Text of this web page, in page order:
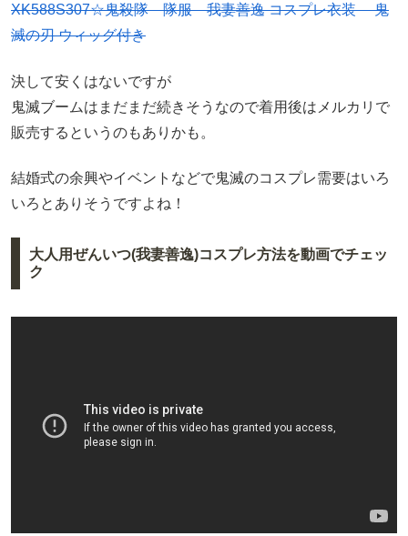
XK588S307☆鬼殺隊 隊服 我妻善逸 コスプレ衣装 鬼
滅の刃 ウィッグ付き
決して安くはないですが
鬼滅ブームはまだまだ続きそうなので着用後はメルカリで
販売するというのもありかも。
結婚式の余興やイベントなどで鬼滅のコスプレ需要はいろ
いろとありそうですよね！
大人用ぜんいつ(我妻善逸)コスプレ方法を動画でチェッ
ク